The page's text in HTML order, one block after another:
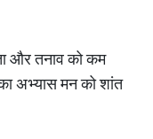
और तनाव को कम
अभ्यास मन को शांत